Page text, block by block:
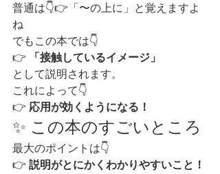
普通は👇👉「〜の上に」と覚えますよ
ね
でもこの本では👇
👉
「接触しているイメージ」
として説明されます。
これによって👇
👉 応用が効くようになる！
✨ この本のすごいところ
最大のポイントは👇
👉 説明がとにかくわかりやすいこと！